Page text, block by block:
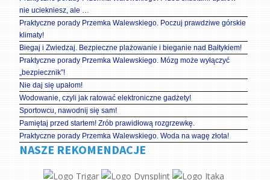
nie uciekniesz, ale …
Praktyczne porady Przemka Walewskiego. Poczuj prawdziwe górskie
klimaty!
Biegaj i Zwiedzaj. Bezpieczne plażowanie i bieganie nad Bałtykiem!
Praktyczne porady Przemka Walewskiego. Mózg może wyłączyć
„bezpiecznik”!
Nie daj się upałom!
Wodowanie, czyli jak ratować elektroniczne gadżety!
Sportowcu, nawodnij się sam!
Pamiętaj przed startem! Zrób prawidłową rozgrzewkę.
Praktyczne porady Przemka Walewskiego. Woda na wagę złota!
NASZE REKOMENDACJE